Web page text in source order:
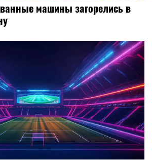
машины загорелись в